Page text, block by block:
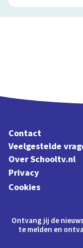
Contact
Veelgestelde
Over Schooltv.nl
Privacy
Cookies
Ontvang jij de
te melden en